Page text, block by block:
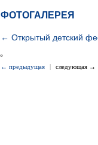
ФОТОГАЛЕРЕЯ
← Открытый детский
← предыдущая | следующая →